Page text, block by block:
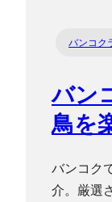
バンコク
バン
鳥を
バンコク
介。厳選